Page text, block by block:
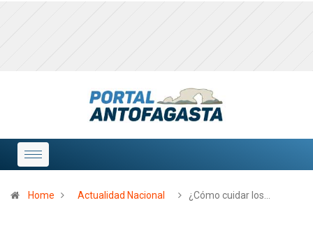
Home Actualidad Nacional ¿Cómo cuidar los…